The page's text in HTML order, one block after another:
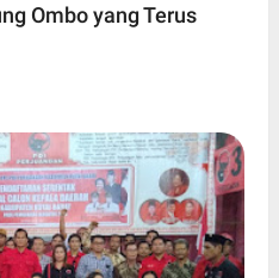
Ombo yang Terus